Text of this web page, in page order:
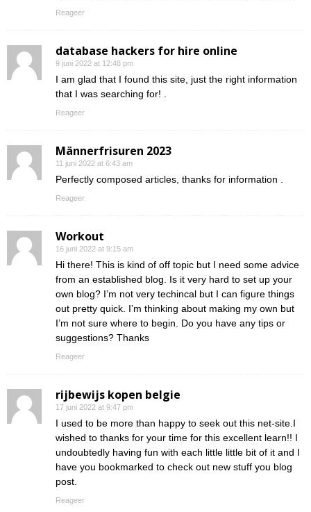
Reageer
database hackers for hire online
9 juni 2022 at 12:48 pm
I am glad that I found this site, just the right information
that I was searching for! .
Reageer
Männerfrisuren 2023
11 juni 2022 at 6:43 am
Perfectly composed articles, thanks for information .
Reageer
Workout
16 juni 2022 at 9:15 am
Hi there! This is kind of off topic but I need some advice
from an established blog. Is it very hard to set up your
own blog? I’m not very techincal but I can figure things
out pretty quick. I’m thinking about making my own but
I’m not sure where to begin. Do you have any tips or
suggestions? Thanks
Reageer
rijbewijs kopen belgie
17 juni 2022 at 9:47 pm
I used to be more than happy to seek out this net-site.I
wished to thanks for your time for this excellent learn!! I
undoubtedly having fun with each little little bit of it and I
have you bookmarked to check out new stuff you blog
post.
Reageer